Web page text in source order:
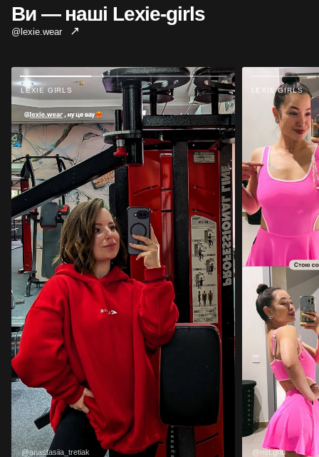
Ви — наші Lexie-girls
@lexie.wear ↗
LEXIE GIRLS
@anastasiia_tretiak
LEXIE GIRLS
@nst.grin